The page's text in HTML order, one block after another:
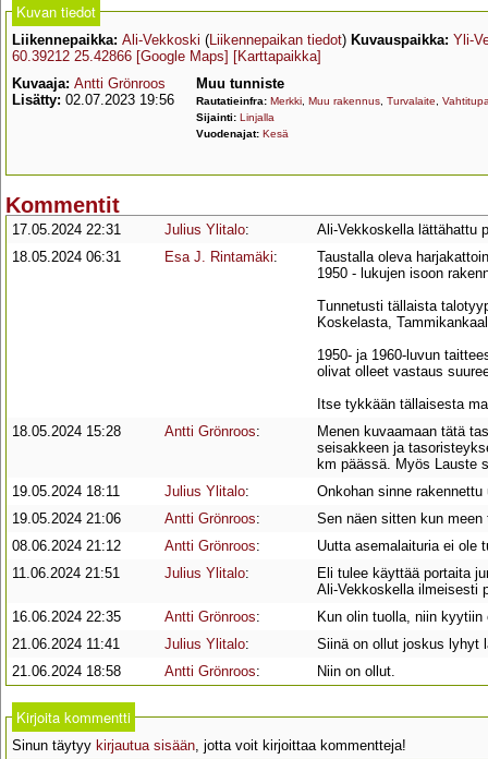
Kuvan tiedot
Liikennepaikka: Ali-Vekkoski (Liikennepaikan tiedot) Kuvauspaikka: Yli-
60.39212 25.42866 [Google Maps] [Karttapaikka]
Kuvaaja: Antti Grönroos
Lisätty: 02.07.2023 19:56
Muu tunniste
Rautatieinfra: Merkki Muu rakennus Turvalaite
Sijainti: Linjalla
Vuodenajat: Kesä
Kommentit
17.05.2024 22:31 Julius Ylitalo:
Ali-Vekkoskella lättähattu
18.05.2024 06:31
Esa J. Rintamäki:
Taustalla oleva
1950 - lukujen isoon
Tunnetusti tällaista
Koskelasta,
1950- ja 1960-luvun
olivat olleet vastaus
Itse tykkään tällaisesta
18.05.2024 15:28
Antti Grönroos:
Menen kuvaamaan tätä
seisakkeen ja
km päässä. Myös Lauste
19.05.2024 18:11
Julius Ylitalo:
Onkohan sinne
19.05.2024 21:06
Antti Grönroos:
Sen näen sitten kun
08.06.2024 21:12
Antti Grönroos:
Uutta asemalaituria ei ole
11.06.2024 21:51
Julius Ylitalo:
Eli tulee käyttää portaita
Ali-Vekkoskella ilmeisesti
16.06.2024 22:35
Antti Grönroos:
Kun olin tuolla, niin
21.06.2024 11:41
Julius Ylitalo:
Siinä on ollut joskus lyhyt
21.06.2024 18:58
Antti Grönroos: Niin on ollut.
Kirjoita kommentti
Sinun täytyy kirjautua sisään, jotta voit kirjoittaa kommentteja!